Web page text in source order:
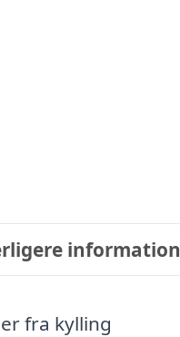
information
fra kylling